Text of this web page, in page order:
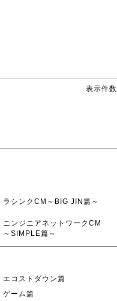
表示件数
ラシンクCM～BIG JIN篇～
ニンジニアネットワークCM
～SIMPLE篇～
エコストダウン篇
ゲーム篇